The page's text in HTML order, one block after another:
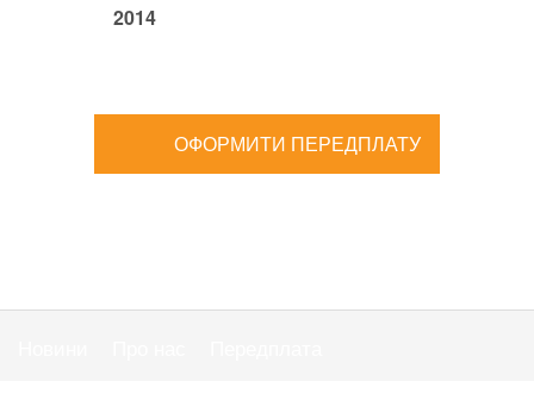
2014
ОФОРМИТИ ПЕРЕДПЛАТУ